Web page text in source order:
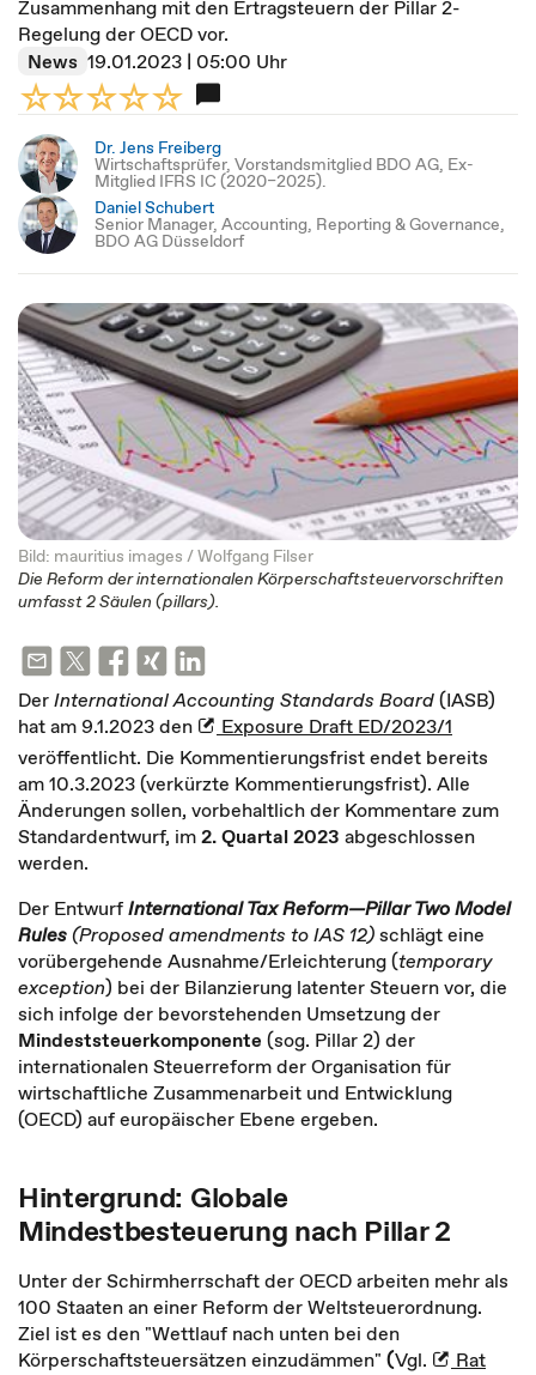
Zusammenhang mit den Ertragsteuern der Pillar 2-
Regelung der OECD vor.
News 19.01.2023 | 05:00 Uhr
Dr. Jens Freiberg
Wirtschaftsprüfer, Vorstandsmitglied BDO AG, Ex-
Mitglied IFRS IC (2020–2025).
Daniel Schubert
Senior Manager, Accounting, Reporting & Governance,
BDO AG Düsseldorf
Bild: mauritius images / Wolfgang Filser
Die Reform der internationalen Körperschaftsteuervorschriften
umfasst 2 Säulen (pillars).
DerInternational Accounting Standards Board(IASB)
hat am 9.1.2023 den
Exposure Draft ED/2023/1
veröffentlicht. Die Kommentierungsfrist endet bereits
am 10.3.2023 (verkürzte Kommentierungsfrist). Alle
Änderungen sollen, vorbehaltlich der Kommentare zum
Standardentwurf, im2. Quartal 2023 abgeschlossen
werden.
Der EntwurfInternational Tax Reform—Pillar Two Model
Rules(Proposed amendments to IAS 12)schlägt eine
vorübergehende Ausnahme/Erleichterung (temporary
exception) bei der Bilanzierung latenter Steuern vor, die
sich infolge der bevorstehenden Umsetzung der
Mindeststeuerkomponente (sog. Pillar 2) der
internationalen Steuerreform der Organisation für
wirtschaftliche Zusammenarbeit und Entwicklung
(OECD) auf europäischer Ebene ergeben.
Hintergrund: Globale
Mindestbesteuerung nach Pillar 2
Unter der Schirmherrschaft der OECD arbeiten mehr als
100 Staaten an einer Reform der Weltsteuerordnung.
Ziel ist es den "Wettlauf nach unten bei den
Körperschaftsteuersätzen einzudämmen" (Vgl.
Rat